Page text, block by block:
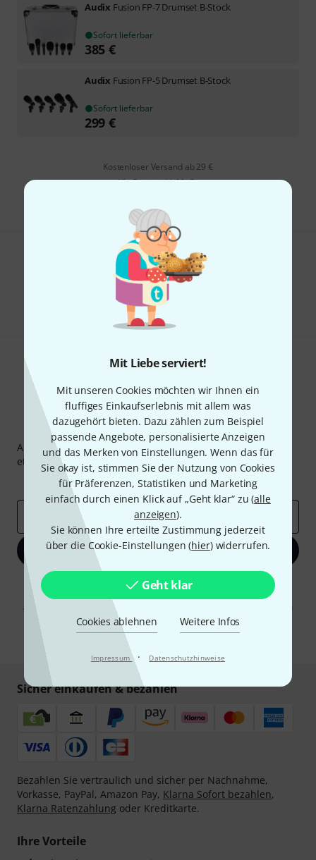
Mit Liebe serviert!
Mit unseren Cookies möchten wir Ihnen ein
fluffiges Einkaufserlebnis mit allem was
dazugehört bieten. Dazu zählen zum Beispiel
passende Angebote, personalisierte Anzeigen
und das Merken von Einstellungen. Wenn das für
Sie okay ist, stimmen Sie der Nutzung von Cookies
für Präferenzen, Statistiken und Marketing
einfach durch einen Klick auf „Geht klar“ zu (alle
anzeigen).
Sie können Ihre erteilte Zustimmung jederzeit
über die Cookie-Einstellungen (hier) widerrufen.
Geht klar
Cookies ablehnen Weitere Infos
Impressum · Datenschutzhinweise
Audix Fusion FP-7 Drumset B-Stock
Sofort lieferbar
385 €
Audix Fusion FP-5 Drumset B-Stock
Sofort lieferbar
299 €
Kostenloser Versand ab 29 €
Alle Preise inkl. MwSt.
Gefällt Ihnen, was Sie sehen?
Hilfe & Feedback
Thomann Newsletter
Abonniere den Thomann Newsletter und gewinne mit
etwas Glück einen von
50 Gutscheinen über jeweils
Inspirierende Beiträge
Deals Thomann Insights
E-Mail-Adresse
Jetzt anmelden
Mit Klick auf „Jetzt anmelden“ stimmen Sie dem Erhalt von E-Mail-
Werbung und einer Messung des E-Mail-Nutzungsverhaltens zu. Die
Abmeldung ist jederzeit möglich. Weitere Informationen finden Sie in
unserenDatenschutzhinweisen .
Sicher einkaufen & bezahlen
Bezahlen Sie vertraulich und sicher per Nachnahme,
Vorkasse, PayPal, Amazon Pay, Klarna Sofort bezahlen,
Klarna Ratenzahlung oder Kreditkarte.
Ihre Vorteile